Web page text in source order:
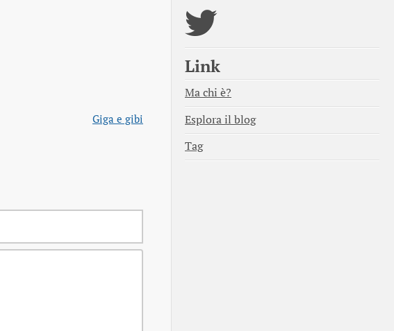
Giga e gibi
Link
Ma chi è?
Esplora il blog
Tag